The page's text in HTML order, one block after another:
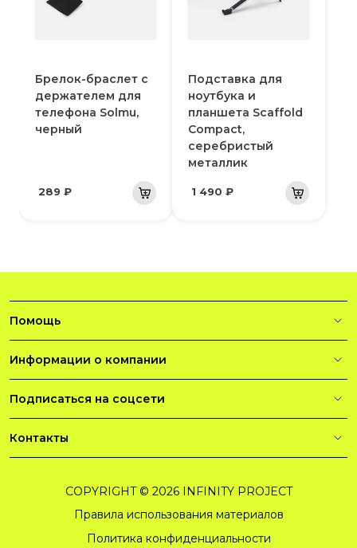
Брелок-браслет с
держателем для
телефона Solmu,
черный
289 ₽
Подставка для
ноутбука и
планшета Scaffold
Compact,
серебристый
металлик
1 490 ₽
Помощь
Информации о компании
Подписаться на соцсети
Контакты
COPYRIGHT © 2026 INFINITY PROJECT
Правила использования материалов
Политика конфиденциальности